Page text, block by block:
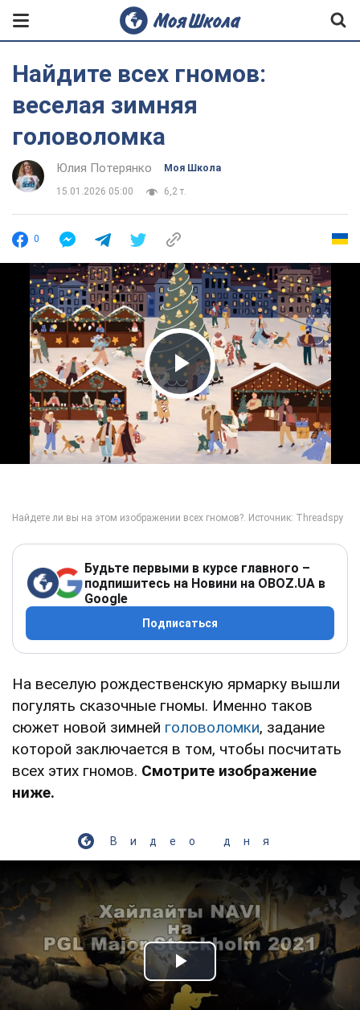
Найдите всех гномов:
веселая зимняя
головоломка
Юлия Потерянко Моя Школа
15.01.2026 05:00 6,2 т.
0
Play Video
Будьте первыми в курсе главного –
подпишитесь на Новини на OBOZ.UA в
Google
Подписаться
На веселую рождественскую ярмарку вышли
погулять сказочные гномы. Именно таков
сюжет новой зимней головоломки, задание
которой заключается в том, чтобы посчитать
всех этих гномов. Смотрите изображение
ниже.
Видео дня
Play Video